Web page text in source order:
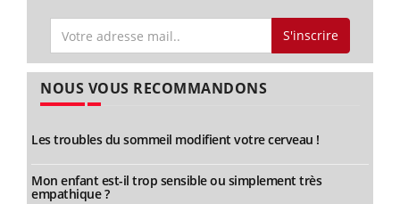
S'inscrire
NOUS VOUS RECOMMANDONS
Les troubles du sommeil modifient votre cerveau !
Mon enfant est-il trop sensible ou simplement très
empathique ?